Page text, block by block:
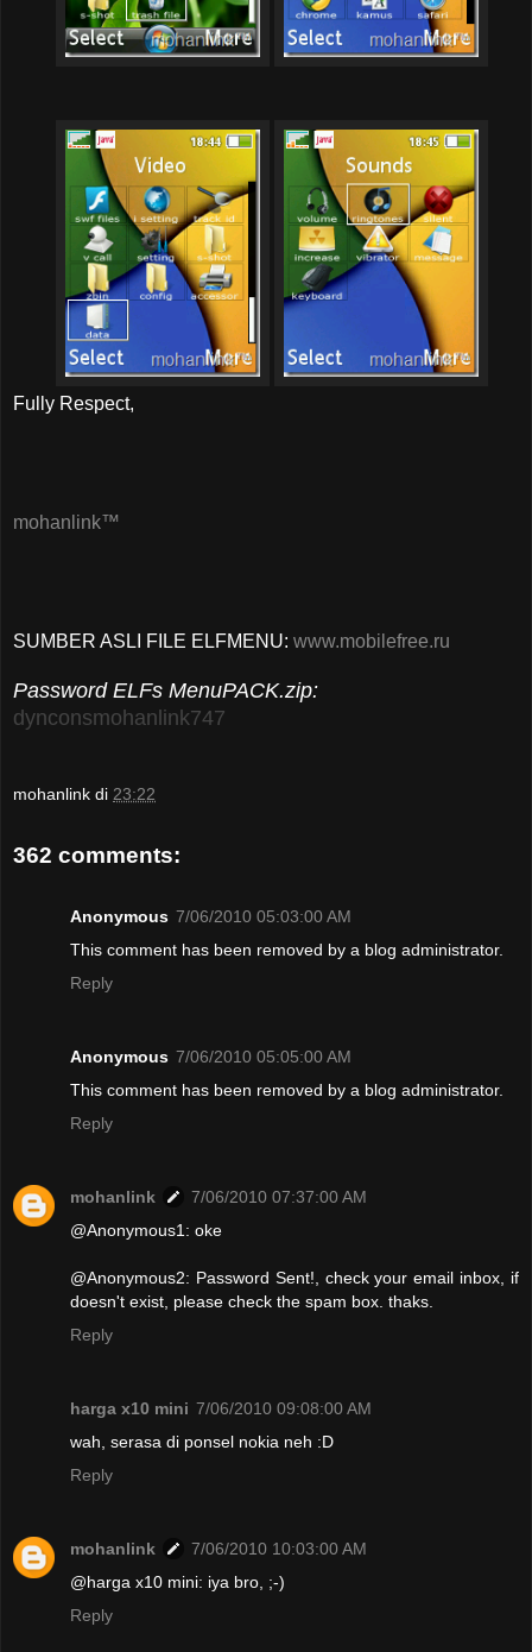
Fully Respect,
mohanlink™
SUMBER ASLI FILE ELFMENU: www.mobilefree.ru
Password ELFs MenuPACK.zip:
dynconsmohanlink747
mohanlink di 23:22
362 comments:
Anonymous 7/06/2010 05:03:00 AM
This comment has been removed by a blog administrator.
Reply
Anonymous 7/06/2010 05:05:00 AM
This comment has been removed by a blog administrator.
Reply
mohanlink
7/06/2010 07:37:00 AM
@Anonymous1: oke
@Anonymous2: Password Sent!, check your email inbox, if
doesn't exist, please check the spam box. thaks.
Reply
harga x10 mini 7/06/2010 09:08:00 AM
wah, serasa di ponsel nokia neh :D
Reply
mohanlink
7/06/2010 10:03:00 AM
@harga x10 mini: iya bro, ;-)
Reply